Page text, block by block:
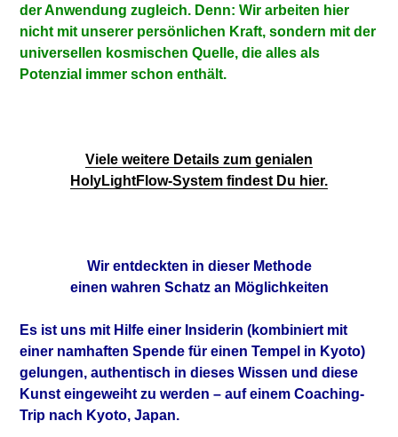
der Anwendung zugleich. Denn: Wir arbeiten hier
nicht mit unserer persönlichen Kraft, sondern mit der
universellen kosmischen Quelle, die alles als
Potenzial immer schon enthält.
Viele weitere Details zum genialen
HolyLightFlow-System findest Du hier.
Wir entdeckten in dieser Methode
einen wahren Schatz an Möglichkeiten
Es ist uns mit Hilfe einer Insiderin (kombiniert mit
einer namhaften Spende für einen Tempel in Kyoto)
gelungen, authentisch in dieses Wissen und diese
Kunst eingeweiht zu werden – auf einem Coaching-
Trip nach Kyoto, Japan.